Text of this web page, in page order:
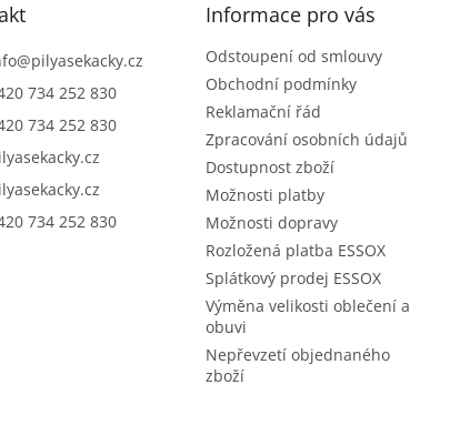
@pilyasekacky.cz
734 252 830
734 252 830
734 252 830
Informace pro vás
Odstoupení od smlouvy
Obchodní podmínky
Reklamační řád
Zpracování osobních údajů
Dostupnost zboží
Možnosti platby
Možnosti dopravy
Rozložená platba ESSOX
Splátkový prodej ESSOX
Výměna velikosti oblečení a
obuvi
Nepřevzetí objednaného
zboží